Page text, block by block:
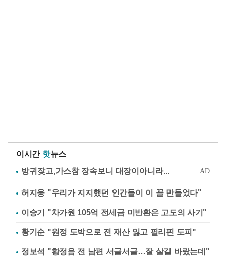
이시간 핫뉴스
허지웅 "우리가 지지했던 인간들이 이 꼴 만들었다"
이승기 "차가원 105억 전세금 미반환은 고도의 사기"
황기순 "원정 도박으로 전 재산 잃고 필리핀 도피"
정보석 "황정음 전 남편 서글서글…잘 살길 바랐는데"